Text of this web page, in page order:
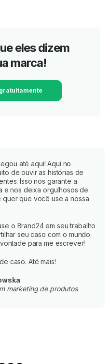
eles dizem
marca!
até aqui! Aqui no
de ouvir as histórias de
Isso nos garante a
e nos deixa orgulhosos de
que você use a nossa
o Brand24 em seu trabalho
seu caso com o mundo.
para me escrever!
caso. Até mais!
marketing de produtos